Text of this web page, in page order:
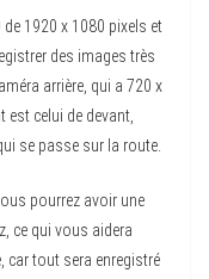
de 1920 x 1080 pixels et
des images très
arrière, qui a 720 x
celui de devant,
se passe sur la route.
pourrez avoir une
ce qui vous aidera
car tout sera enregistré